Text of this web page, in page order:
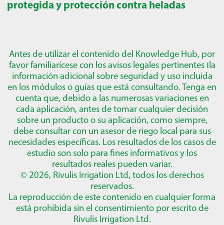
protegida y protección contra heladas
Antes de utilizar el contenido del Knowledge Hub, por
favor familiarícese con los avisos legales pertinentes וla
información adicional sobre seguridad y uso incluida
en los módulos o guías que está consultando. Tenga en
cuenta que, debido a las numerosas variaciones en
cada aplicación, antes de tomar cualquier decisión
sobre un producto o su aplicación, como siempre,
debe consultar con un asesor de riego local para sus
necesidades específicas. Los resultados de los casos de
estudio son solo para fines informativos y los
resultados reales pueden variar.
© 2026, Rivulis Irrigation Ltd, todos los derechos
reservados.
La reproducción de este contenido en cualquier forma
está prohibida sin el consentimiento por escrito de
Rivulis Irrigation Ltd.